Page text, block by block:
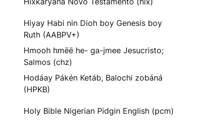
Hiyay Habi nin Dioh boy Genesis boy
Ruth (AABPV+)
Hmooh hmëë he- ga-jmee Jesucristo;
Salmos (chz)
Hodáay Pákén Ketáb, Balochi zobáná
(HPKB)
Holy Bible Nigerian Pidgin English (pcm)